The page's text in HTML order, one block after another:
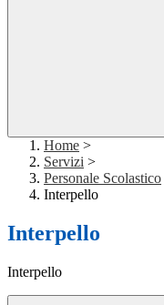
Home >
Servizi >
Personale Scolastico
Interpello
Interpello
Interpello